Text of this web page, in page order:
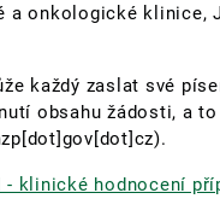
onkologické klinice,
každý zaslat své
obsahu žádosti, a
.
klinické hodnocení